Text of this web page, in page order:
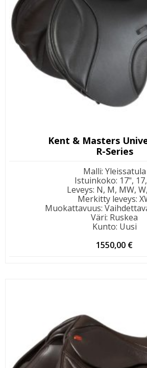
Kent & Masters
R-Series
Malli: Yleissatula
Istuinkoko: 17",
Leveys: N, M, MW,
Merkitty leveys:
Muokattavuus:
Väri: Ruskea
Kunto: Uusi
1550,00 €